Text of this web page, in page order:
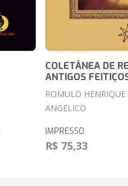
COLETÂNEA DE
ANTIGOS
ROMULO HENRIQUE
ANGELICO
IMPRESSO
R$ 75,33